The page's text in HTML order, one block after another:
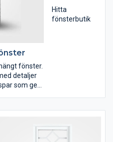
fönster.
detaljer
som ger
i ett äldre
Hitta
fönsterbutik